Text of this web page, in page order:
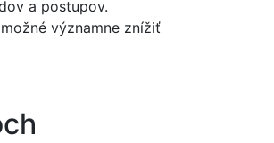
a postupov.
významne znížiť